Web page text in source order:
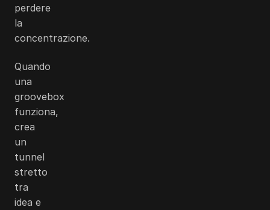
perdere
la
concentrazione.
Quando
una
groovebox
funziona,
crea
un
tunnel
stretto
tra
idea e